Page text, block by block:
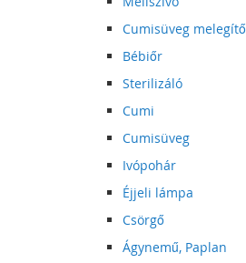
Cumisüveg melegítő
Bébiőr
Sterilizáló
Cumi
Cumisüveg
Ivópohár
Éjjeli lámpa
Csörgő
Ágynemű, Paplan